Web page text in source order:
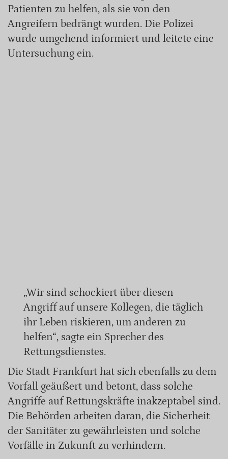
Patienten zu helfen, als sie von den
Angreifern bedrängt wurden. Die Polizei
wurde umgehend informiert und leitete eine
Untersuchung ein.
„Wir sind schockiert über diesen
Angriff auf unsere Kollegen, die täglich
ihr Leben riskieren, um anderen zu
helfen“, sagte ein Sprecher des
Rettungsdienstes.
Die Stadt Frankfurt hat sich ebenfalls zu dem
Vorfall geäußert und betont, dass solche
Angriffe auf Rettungskräfte inakzeptabel sind.
Die Behörden arbeiten daran, die Sicherheit
der Sanitäter zu gewährleisten und solche
Vorfälle in Zukunft zu verhindern.